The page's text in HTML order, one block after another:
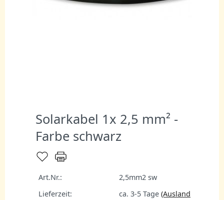
Solarkabel 1x 2,5 mm² -
Farbe schwarz
Art.Nr.:
2,5mm2 sw
Lieferzeit:
ca. 3-5 Tage (Ausland